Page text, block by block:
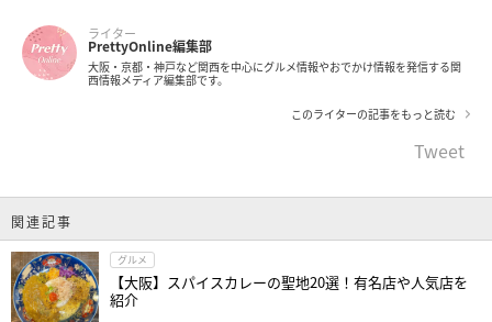
ライター
PrettyOnline編集部
大阪・京都・神戸など関西を中心にグルメ情報やおでかけ情報を発信する関
西情報メディア編集部です。
このライターの記事をもっと読む
Tweet
関連記事
グルメ
【大阪】スパイスカレーの聖地20選！有名店や人気店を
紹介